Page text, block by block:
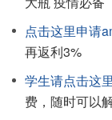
点击这里申请
再返利3%
学生请点击这
费，随时可以解